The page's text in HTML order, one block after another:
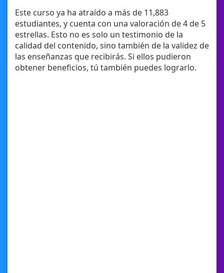
Este curso ya ha atraído a más de 11,883
estudiantes, y cuenta con una valoración de 4 de 5
estrellas. Esto no es solo un testimonio de la
calidad del contenido, sino también de la validez de
las enseñanzas que recibirás. Si ellos pudieron
obtener beneficios, tú también puedes lograrlo.